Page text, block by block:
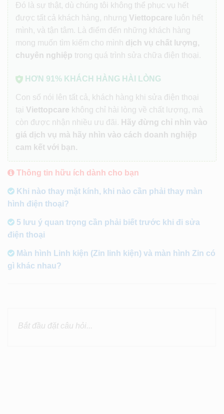
Đó là sự thật, dù chúng tôi không thể phục vụ hết
được tất cả khách hàng, nhưng Viettopcare luôn hết
mình, và tận tâm. Là điểm đến những khách hàng
mong muốn tìm kiếm cho mình dịch vụ chất lượng,
chuyên nghiệp trong quá trình sửa chữa điện thoại.
HƠN 91% KHÁCH HÀNG HÀI LÒNG
Con số nói lên tất cả, khách hàng khi sửa điện thoại
tại Viettopcare không chỉ hài lòng về chất lượng, mà
còn được nhận nhiều ưu đãi. Hãy đừng chỉ nhìn vào
giá dịch vụ mà hãy nhìn vào cách doanh nghiệp
cam kết với bạn.
Thông tin hữu ích dành cho bạn
Khi nào thay mặt kính, khi nào cần phải thay màn
hình điện thoại?
5 lưu ý quan trọng cần phải biết trước khi đi sửa
điện thoại
Màn hình Linh kiện (Zin linh kiện) và màn hình Zin có
gì khác nhau?